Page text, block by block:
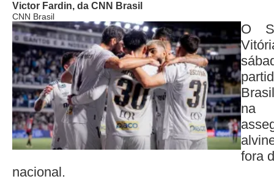
Victor Fardin, da CNN Brasil
CNN Brasil
O
na
fora
nacional.